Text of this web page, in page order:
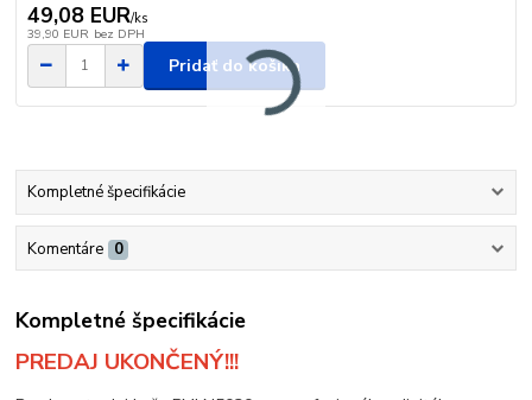
49,08 EUR/ks
39,90 EUR bez DPH
Pridať do košíka
Kompletné špecifikácie
Komentáre 0
Kompletné špecifikácie
PREDAJ UKONČENÝ!!!